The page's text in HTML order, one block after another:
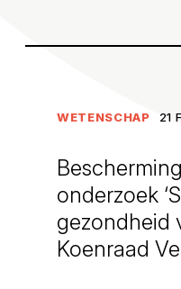
WETENSCHAP 21
onderzoek
gezondheid
Koenraad